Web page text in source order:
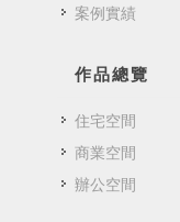
案例實績
作品總覽
住宅空間
商業空間
辦公空間